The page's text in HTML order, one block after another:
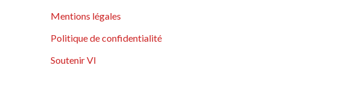
Mentions légales
Politique de confidentialité
Soutenir VI